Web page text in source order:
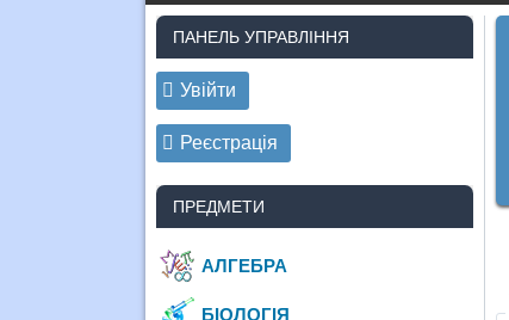
ПАНЕЛЬ УПРАВЛІННЯ
Увійти
Реєстрація
ПРЕДМЕТИ
АЛГЕБРА
БІОЛОГІЯ